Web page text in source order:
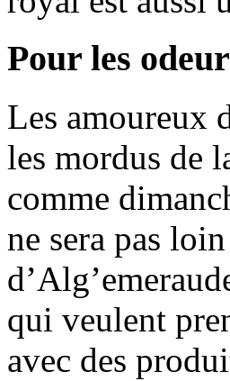
Pour les
Les amoureux
les mordus de
comme
ne sera pas
qui veulent
avec des